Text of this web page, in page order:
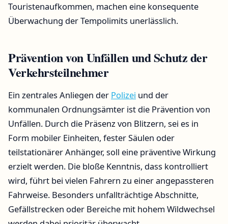
Touristenaufkommen, machen eine konsequente
Überwachung der Tempolimits unerlässlich.
Prävention von Unfällen und Schutz der
Verkehrsteilnehmer
Ein zentrales Anliegen der Polizei und der
kommunalen Ordnungsämter ist die Prävention von
Unfällen. Durch die Präsenz von Blitzern, sei es in
Form mobiler Einheiten, fester Säulen oder
teilstationärer Anhänger, soll eine präventive Wirkung
erzielt werden. Die bloße Kenntnis, dass kontrolliert
wird, führt bei vielen Fahrern zu einer angepassteren
Fahrweise. Besonders unfallträchtige Abschnitte,
Gefällstrecken oder Bereiche mit hohem Wildwechsel